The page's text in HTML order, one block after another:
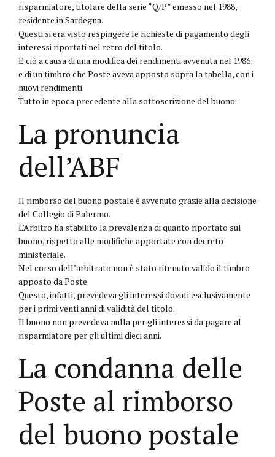
risparmiatore, titolare della serie “Q/P” emesso nel 1988,
residente in Sardegna.
Questi si era visto respingere le richieste di pagamento degli
interessi riportati nel retro del titolo.
E ciò a causa di una modifica dei rendimenti avvenuta nel 1986;
e di un timbro che Poste aveva apposto sopra la tabella, con i
nuovi rendimenti.
Tutto in epoca precedente alla sottoscrizione del buono.
La pronuncia
dell’ABF
Il rimborso del buono postale è avvenuto grazie alla decisione
del Collegio di Palermo.
L’Arbitro ha stabilito la prevalenza di quanto riportato sul
buono, rispetto alle modifiche apportate con decreto
ministeriale.
Nel corso dell’arbitrato non è stato ritenuto valido il timbro
apposto da Poste.
Questo, infatti, prevedeva gli interessi dovuti esclusivamente
per i primi venti anni di validità del titolo.
Il buono non prevedeva nulla per gli interessi da pagare al
risparmiatore per gli ultimi dieci anni.
La condanna delle
Poste al rimborso
del buono postale